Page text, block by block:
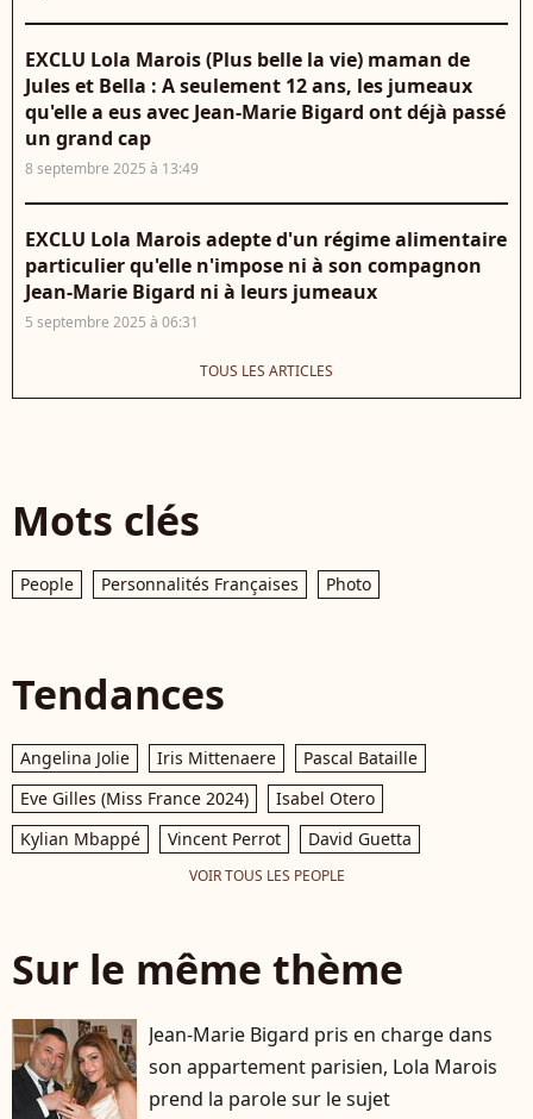
EXCLU Lola Marois (Plus belle la vie) maman de
Jules et Bella : A seulement 12 ans, les jumeaux
qu'elle a eus avec Jean-Marie Bigard ont déjà passé
un grand cap
8 septembre 2025 à 13:49
EXCLU Lola Marois adepte d'un régime alimentaire
particulier qu'elle n'impose ni à son compagnon
Jean-Marie Bigard ni à leurs jumeaux
5 septembre 2025 à 06:31
TOUS LES ARTICLES
Mots clés
People Personnalités Françaises Photo
Tendances
Angelina Jolie Iris Mittenaere
Pascal Bataille
Eve Gilles (Miss France 2024)
Isabel Otero
Kylian Mbappé
Vincent Perrot David Guetta
VOIR TOUS LES PEOPLE
Sur le même thème
Jean-Marie Bigard pris en charge dans
son appartement parisien, Lola Marois
prend la parole sur le sujet